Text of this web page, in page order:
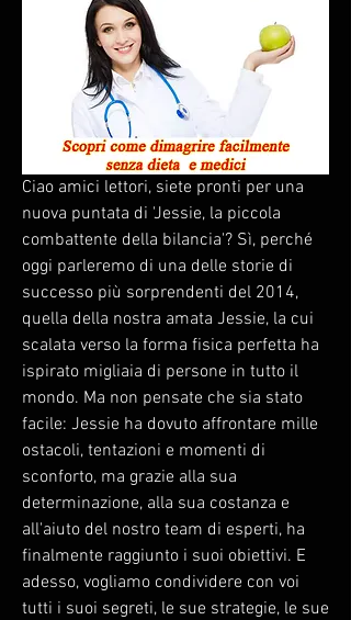
Ciao amici lettori, siete pronti per una
nuova puntata di 'Jessie, la piccola
combattente della bilancia'? Sì, perché
oggi parleremo di una delle storie di
successo più sorprendenti del 2014,
quella della nostra amata Jessie, la cui
scalata verso la forma fisica perfetta ha
ispirato migliaia di persone in tutto il
mondo. Ma non pensate che sia stato
facile: Jessie ha dovuto affrontare mille
ostacoli, tentazioni e momenti di
sconforto, ma grazie alla sua
determinazione, alla sua costanza e
all'aiuto del nostro team di esperti, ha
finalmente raggiunto i suoi obiettivi. E
adesso, vogliamo condividere con voi
tutti i suoi segreti, le sue strategie, le sue